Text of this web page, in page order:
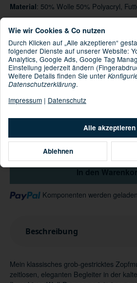
Material: 50% Wolle 50% Polyacryl,
Informationen zur Produktsicherheit
Hersteller/EU Verantwortliche Person
39,99 €
inkl. 19% USt. , zzgl.Versand
Sofort verfügbar
Lieferdatum:09.08.2026 - 12.08.2026
Loading... Komponenten werden geladen
Beschreibung
Mein klassisches grob-gestricktes
zeitlosen, eleganten Begleiter in der
Alle akzeptieren
Ablehnen
Wie wir Cookies & Co nutzen
Durch Klicken auf „Alle akzeptieren“
folgender Dienste auf unserer Website:
Analytics, Google Ads, Google Tag
Einstellung jederzeit ändern
Weitere Details finden Sie unter
Datenschutzerklärung.
Impressum | Datenschutz